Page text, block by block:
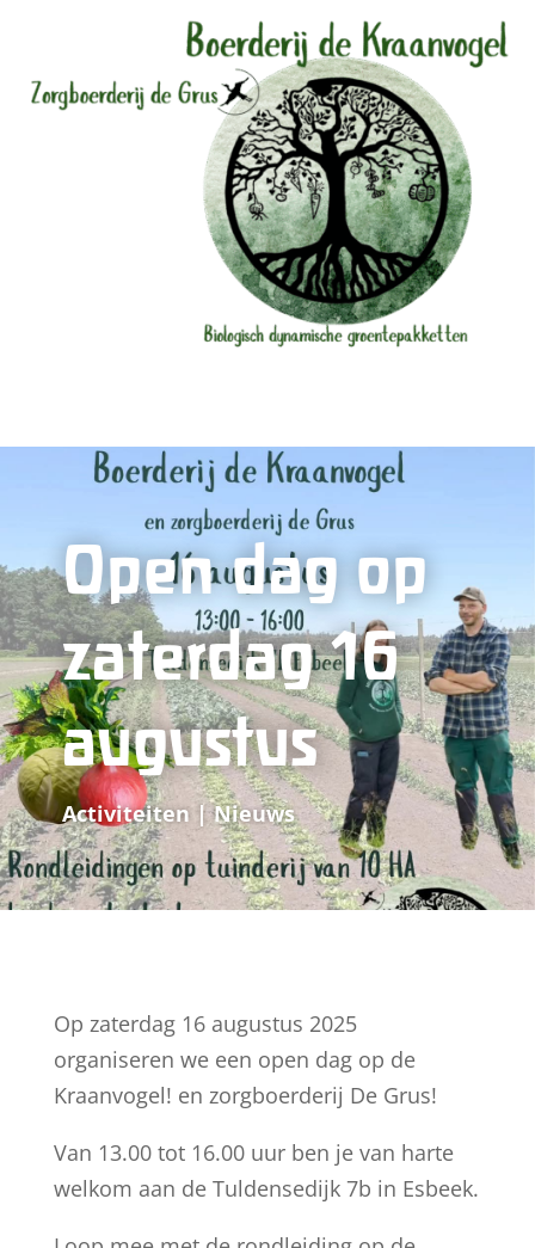
Open dag op
zaterdag 16
augustus
Activiteiten | Nieuws
Op zaterdag 16 augustus 2025
organiseren we een open dag op de
Kraanvogel! en zorgboerderij De Grus!
Van 13.00 tot 16.00 uur ben je van harte
welkom aan de Tuldensedijk 7b in Esbeek.